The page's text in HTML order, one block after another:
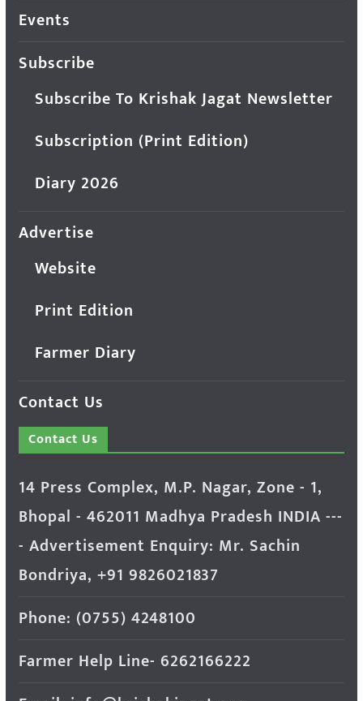
Events
Subscribe
Subscribe To Krishak Jagat Newsletter
Subscription (Print Edition)
Diary 2026
Advertise
Website
Print Edition
Farmer Diary
Contact Us
Contact Us
14 Press Complex, M.P. Nagar, Zone - 1,
Bhopal - 462011 Madhya Pradesh INDIA ---
- Advertisement Enquiry: Mr. Sachin
Bondriya, +91 9826021837
Phone: (0755) 4248100
Farmer Help Line- 6262166222